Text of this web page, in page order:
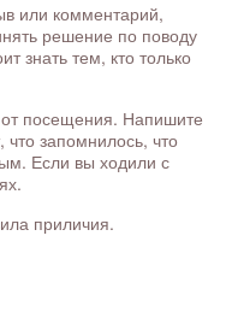
или комментарий,
решение по поводу
знать тем, кто только
посещения. Напишите
запомнилось, что
Если вы ходили с
приличия.